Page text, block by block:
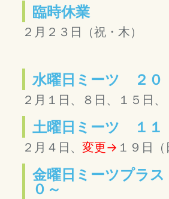
臨時休業
２月２３日（祝・木）
水曜日ミーツ ２０
２ 月１日、８日、１５日、
土曜日ミーツ １１
２月４日、 変更→ １９日
金曜日ミーツプラ
０～